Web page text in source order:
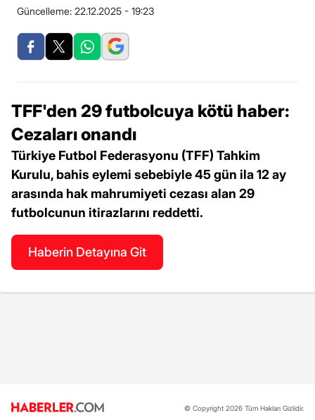
Güncelleme: 22.12.2025 - 19:23
TFF'den 29 futbolcuya kötü haber:
Cezaları onandı
Türkiye Futbol Federasyonu (TFF) Tahkim
Kurulu, bahis eylemi sebebiyle 45 gün ila 12 ay
arasında hak mahrumiyeti cezası alan 29
futbolcunun itirazlarını reddetti.
Haberin Detayına Git
© Copyright 2026 Tüm Hakları Gizlidir.